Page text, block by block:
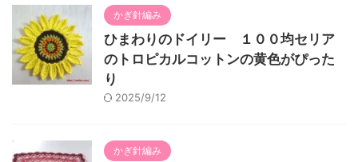
かぎ針編み
ひまわりのドイリー １００均セリア
のトロピカルコットンの黄色がぴった
り
2025/9/12
かぎ針編み